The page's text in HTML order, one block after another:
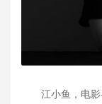
江小鱼，电影